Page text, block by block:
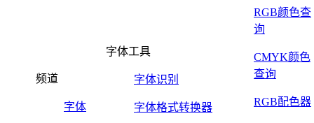
频道
字体
字体工具
字体识别
字体格式转换器
RGB颜色查
询
CMYK颜色
查询
RGB配色器